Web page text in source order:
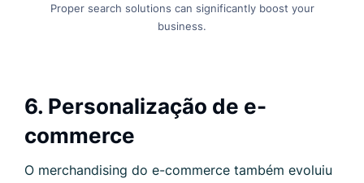
Proper search solutions can significantly boost your
business.
6. Personalização de e-
commerce
O merchandising do e-commerce também evoluiu